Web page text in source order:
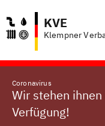
KVE
Klempner
Coronavirus
Wir stehen
Verfügung!